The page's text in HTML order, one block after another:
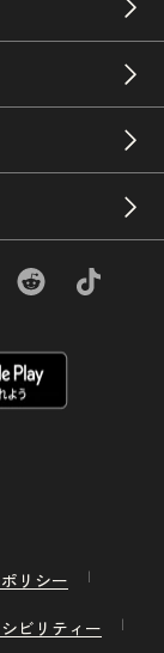
リシー
ビリティー